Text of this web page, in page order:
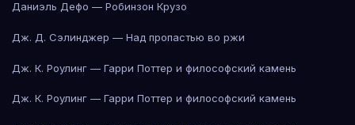
Даниэль Дефо — Робинзон Крузо
Дж. Д. Сэлинджер — Над пропастью во ржи
Дж. К. Роулинг — Гарри Поттер и философский камень
Дж. К. Роулинг — Гарри Поттер и философский камень